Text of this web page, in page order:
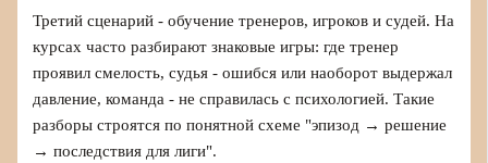
Третий сценарий - обучение тренеров, игроков и судей. На
курсах часто разбирают знаковые игры: где тренер
проявил смелость, судья - ошибся или наоборот выдержал
давление, команда - не справилась с психологией. Такие
разборы строятся по понятной схеме "эпизод → решение
→ последствия для лиги".